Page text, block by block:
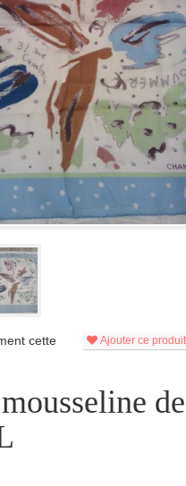
Ajouter ce
cette